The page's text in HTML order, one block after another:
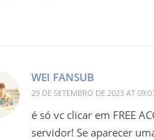
WEI FANSUB
29 DE SETEMBRO DE 2023 AT
é só vc clicar em FREE
servidor! Se aparecer